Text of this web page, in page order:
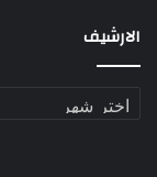
الارشيف
الارشيف